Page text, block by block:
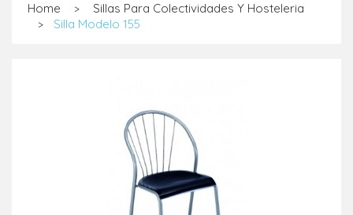
Home > Sillas Para Colectividades Y Hosteleria
> Silla Modelo 155